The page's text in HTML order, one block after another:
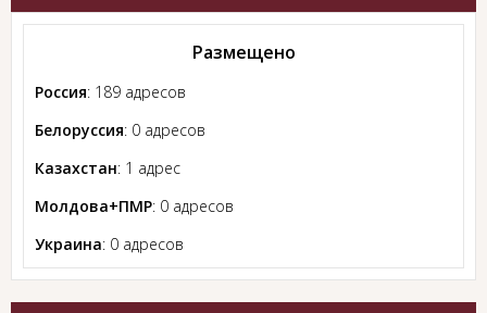
Размещено
Россия: 189 адресов
Белоруссия: 0 адресов
Казахстан: 1 адрес
Молдова+ПМР: 0 адресов
Украина: 0 адресов